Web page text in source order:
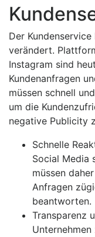
Der
verändert.
Instagram sind
Kundenanfragen
müssen schnell
um die
negative Publicity
Schnelle
Social Media
müssen
Anfragen
beantworten.
Transparenz